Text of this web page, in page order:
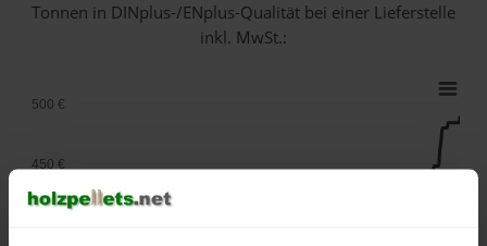
Tonnen in DINplus-/ENplus-Qualität bei einer Lieferstelle
inkl. MwSt.:
450 €
500 €